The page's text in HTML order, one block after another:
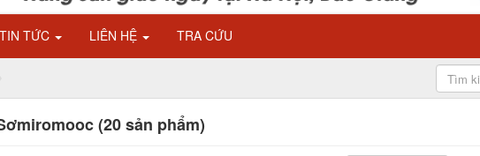
TIN TỨC LIÊN HỆ TRA CỨU
(20 sản phẩm)